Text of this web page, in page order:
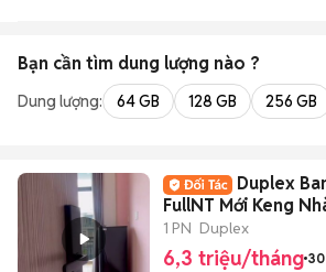
Bạn cần tìm dung lượng nào ?
Dung lượng: 64 GB 128 GB 256 GB
Duplex
FullNT Mới Keng
Trường Đại Học
1 PN Duplex
6,3 triệu/tháng 30